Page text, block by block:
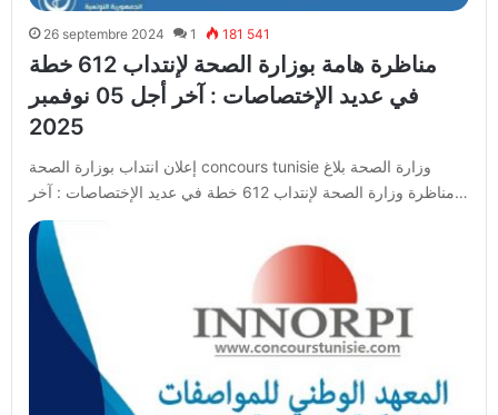
26 septembre 2024 1 181 541
مناظرة هامة بوزارة الصحة لإنتداب 612 خطة
في عديد الإختصاصات : آخر أجل 05 نوفمبر
2025
إعلان انتداب بوزارة الصحة concours tunisie وزارة الصحة بلاغ
مناظرة وزارة الصحة لإنتداب 612 خطة في عديد الإختصاصات : آخر…